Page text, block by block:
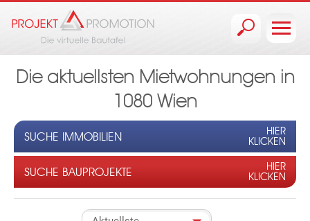
Die aktuellsten Mietwohnungen in
1080 Wien
SUCHE IMMOBILIEN
HIER
KLICKEN
SUCHE BAUPROJEKTE
HIER
KLICKEN